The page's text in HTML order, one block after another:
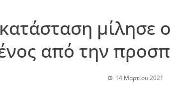
μίλησε
από την
14 Μαρτίου 2021